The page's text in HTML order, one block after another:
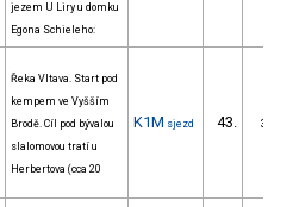
jezem U Liry u domku
Egona Schieleho:
Řeka Vltava. Start pod
kempem ve Vyšším
Brodě. Cíl pod bývalou
slalomovou tratí u
Herbertova (cca 20
K1M sjezd 43. 3/ZM